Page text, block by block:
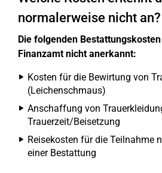
normalerweise nicht an?
Die folgenden
Finanzamt nicht anerkannt:
Kosten für die Bewirtung von
(Leichenschmaus)
Anschaffung von
Trauerzeit/Beisetzung
Reisekosten für die Teilnahme
einer Bestattung